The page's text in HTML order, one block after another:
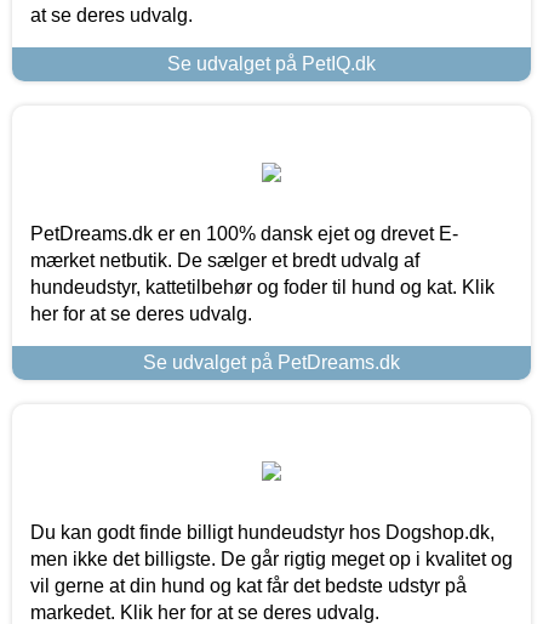
at se deres udvalg.
Se udvalget på PetIQ.dk
PetDreams.dk er en 100% dansk ejet og drevet E-
mærket netbutik. De sælger et bredt udvalg af
hundeudstyr, kattetilbehør og foder til hund og kat. Klik
her for at se deres udvalg.
Se udvalget på PetDreams.dk
Du kan godt finde billigt hundeudstyr hos Dogshop.dk,
men ikke det billigste. De går rigtig meget op i kvalitet og
vil gerne at din hund og kat får det bedste udstyr på
markedet. Klik her for at se deres udvalg.